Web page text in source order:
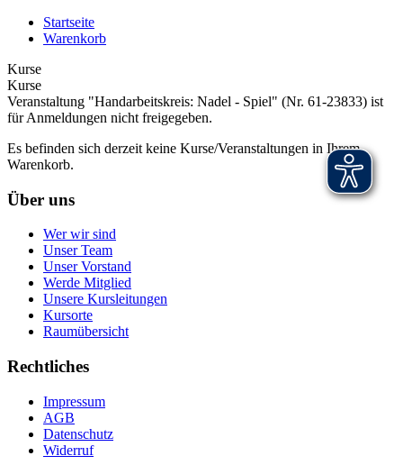
Startseite
Warenkorb
Kurse
Kurse
Veranstaltung "Handarbeitskreis: Nadel - Spiel" (Nr. 61-23833) ist
für Anmeldungen nicht freigegeben.
Es befinden sich derzeit keine Kurse/Veranstaltungen in Ihrem
Warenkorb.
Über uns
Wer wir sind
Unser Team
Unser Vorstand
Werde Mitglied
Unsere Kursleitungen
Kursorte
Raumübersicht
Rechtliches
Impressum
AGB
Datenschutz
Widerruf